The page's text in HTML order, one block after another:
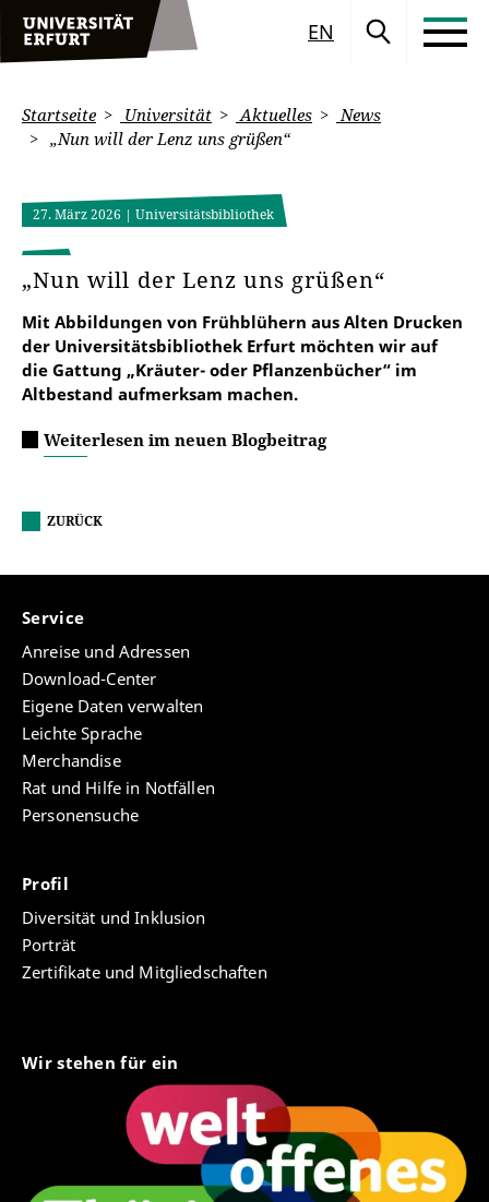
EN
Startseite Universität Aktuelles
News
„Nun will der Lenz uns grüßen“
27. März 2026 | Universitätsbibliothek
„Nun will der Lenz uns grüßen“
Mit Abbildungen von Frühblühern aus Alten Drucken
der Universitätsbibliothek Erfurt möchten wir auf
die Gattung „Kräuter- oder Pflanzenbücher“ im
Altbestand aufmerksam machen.
Weiterlesen im neuen Blogbeitrag
ZURÜCK
Service
Anreise und Adressen
Download-Center
Eigene Daten verwalten
Leichte Sprache
Merchandise
Rat und Hilfe in Notfällen
Personensuche
Profil
Diversität und Inklusion
Porträt
Zertifikate und Mitgliedschaften
Wir stehen für ein